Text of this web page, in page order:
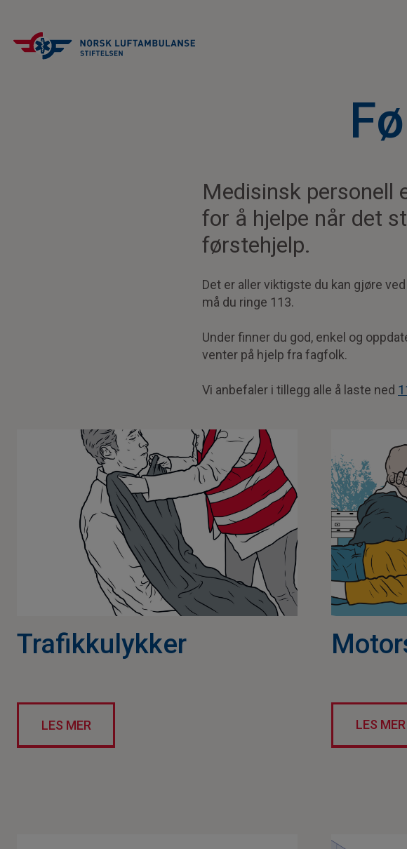
Medisinsk personell
for å hjelpe når det
førstehjelp.
Det er aller viktigste du kan gjøre
må du ringe 113.
Under finner du god, enkel og
venter på hjelp fra fagfolk.
Vi anbefaler i tillegg alle å laste ned
Trafikkulykker
LES MER LES MER